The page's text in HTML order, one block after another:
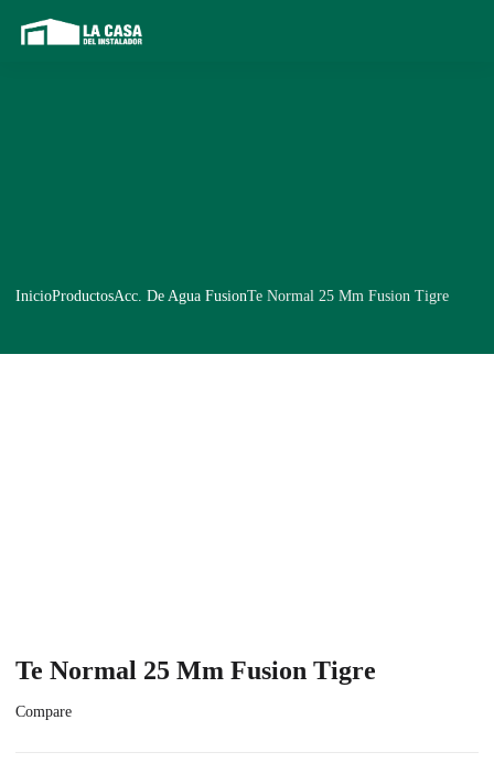
InicioProductosAcc. De Agua FusionTe Normal 25 Mm Fusion Tigre
Te Normal 25 Mm Fusion Tigre
Compare